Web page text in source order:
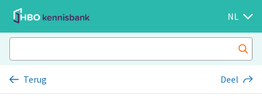
NL
Terug Deel